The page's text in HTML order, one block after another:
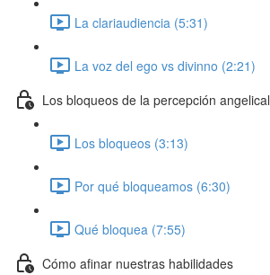
La clariaudiencia (5:31)
La voz del ego vs divinno (2:21)
Los bloqueos de la percepción angelical
Los bloqueos (3:13)
Por qué bloqueamos (6:30)
Qué bloquea (7:55)
Cómo afinar nuestras habilidades